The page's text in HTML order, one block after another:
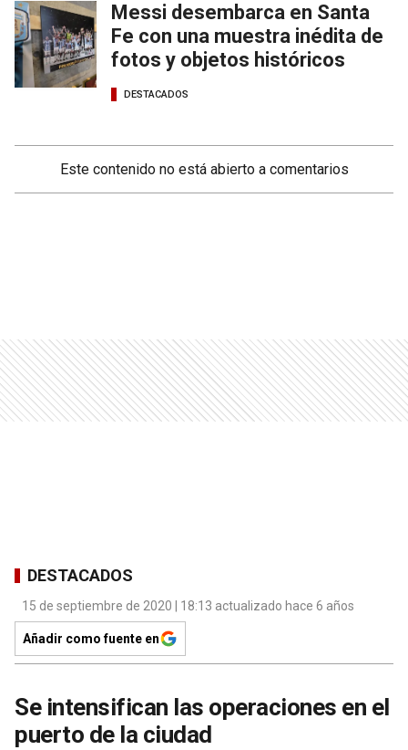
Messi desembarca en Santa
Fe con una muestra inédita de
fotos y objetos históricos
DESTACADOS
Este contenido no está abierto a comentarios
DESTACADOS
15 de septiembre de 2020 | 18:13 actualizado hace 6 años
Añadir como fuente en
Se intensifican las operaciones en el
puerto de la ciudad